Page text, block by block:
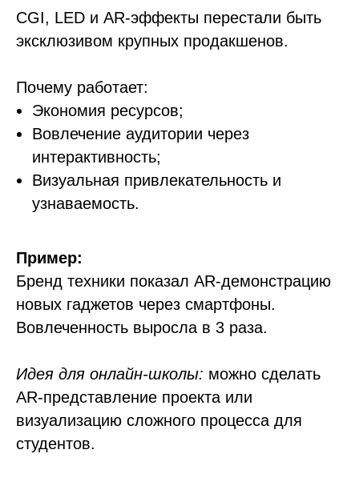
CGI, LED и AR-эффекты перестали быть
эксклюзивом крупных продакшенов.
Почему работает:
Экономия ресурсов;
Вовлечение аудитории через
интерактивность;
Визуальная привлекательность и
узнаваемость.
Пример:
Бренд техники показал AR-демонстрацию
новых гаджетов через смартфоны.
Вовлеченность выросла в 3 раза.
Идея для онлайн-школы: можно сделать
AR-представление проекта или
визуализацию сложного процесса для
студентов.